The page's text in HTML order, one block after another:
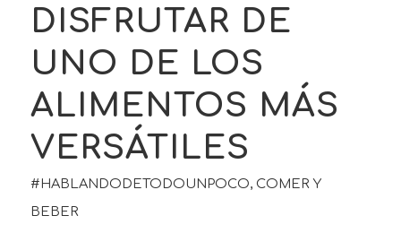
DISFRUTAR DE
UNO DE LOS
ALIMENTOS MÁS
VERSÁTILES
#HABLANDODETODOUNPOCO, COMER Y
BEBER